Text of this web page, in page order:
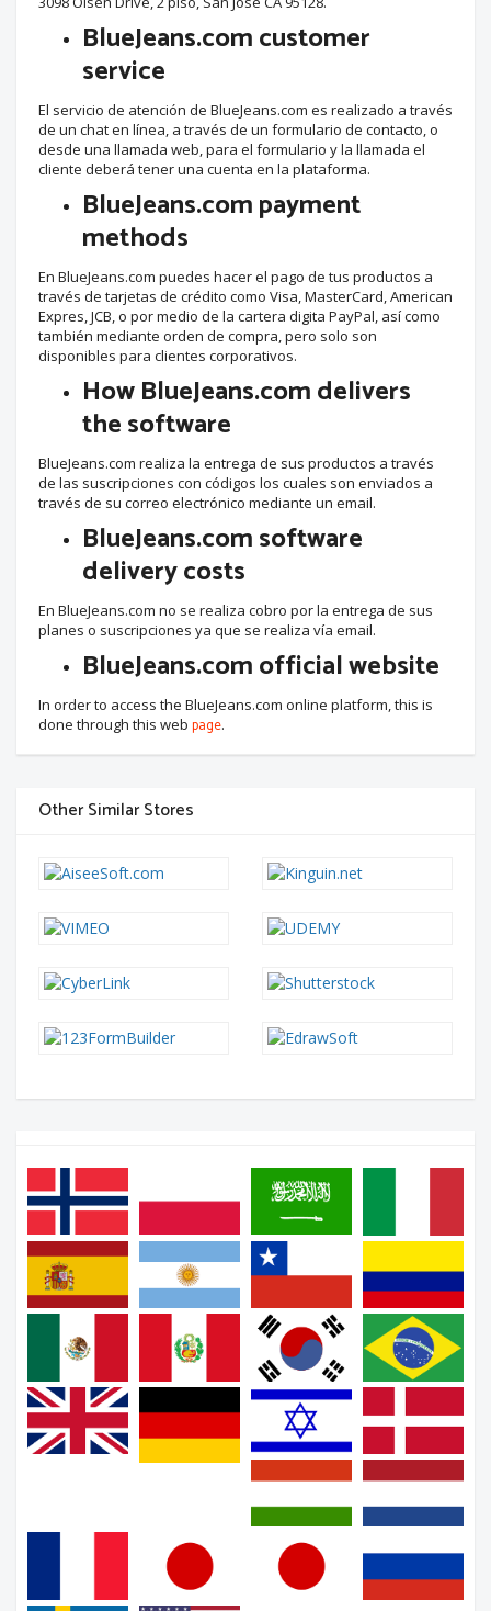
BlueJeans.com customer
service
El servicio de atención de BlueJeans.com es realizado a través
de un chat en línea, a través de un formulario de contacto, o
desde una llamada web, para el formulario y la llamada el
cliente deberá tener una cuenta en la plataforma.
BlueJeans.com payment
methods
En BlueJeans.com puedes hacer el pago de tus productos a
través de tarjetas de crédito como Visa, MasterCard, American
Expres, JCB, o por medio de la cartera digita PayPal, así como
también mediante orden de compra, pero solo son
disponibles para clientes corporativos.
How BlueJeans.com delivers
the software
BlueJeans.com realiza la entrega de sus productos a través
de las suscripciones con códigos los cuales son enviados a
través de su correo electrónico mediante un email.
BlueJeans.com software
delivery costs
En BlueJeans.com no se realiza cobro por la entrega de sus
planes o suscripciones ya que se realiza vía email.
BlueJeans.com official website
In order to access the BlueJeans.com online platform, this is
done through this web page.
Other Similar Stores